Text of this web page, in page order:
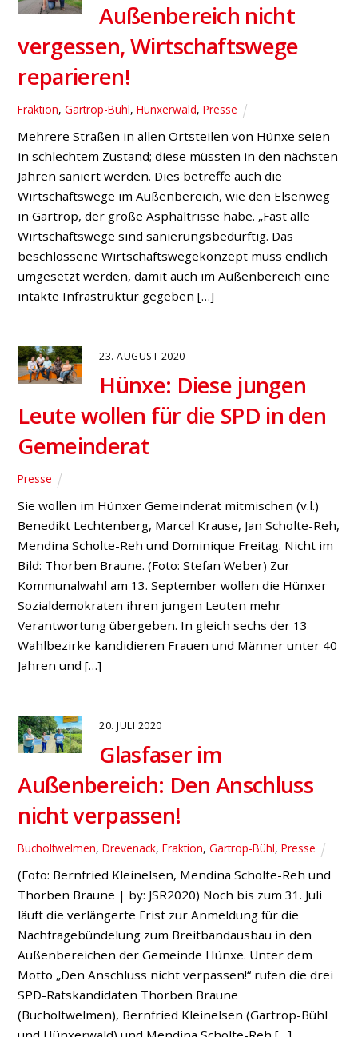
Außenbereich nicht
vergessen, Wirtschaftswege
reparieren!
Fraktion,Gartrop-Bühl,Hünxerwald,Presse
Mehrere Straßen in allen Ortsteilen von Hünxe seien
in schlechtem Zustand; diese müssten in den nächsten
Jahren saniert werden. Dies betreffe auch die
Wirtschaftswege im Außenbereich, wie den Elsenweg
in Gartrop, der große Asphaltrisse habe. „Fast alle
Wirtschaftswege sind sanierungsbedürftig. Das
beschlossene Wirtschaftswegekonzept muss endlich
umgesetzt werden, damit auch im Außenbereich eine
intakte Infrastruktur gegeben […]
23. AUGUST 2020
Hünxe: Diese jungen
Leute wollen für die SPD in den
Gemeinderat
Presse
Sie wollen im Hünxer Gemeinderat mitmischen (v.l.)
Benedikt Lechtenberg, Marcel Krause, Jan Scholte-Reh,
Mendina Scholte-Reh und Dominique Freitag. Nicht im
Bild: Thorben Braune. (Foto: Stefan Weber) Zur
Kommunalwahl am 13. September wollen die Hünxer
Sozialdemokraten ihren jungen Leuten mehr
Verantwortung übergeben. In gleich sechs der 13
Wahlbezirke kandidieren Frauen und Männer unter 40
Jahren und […]
20. JULI 2020
Glasfaser im
Außenbereich: Den Anschluss
nicht verpassen!
Bucholtwelmen,Drevenack,Fraktion,Gartrop-Bühl,Presse
(Foto: Bernfried Kleinelsen, Mendina Scholte-Reh und
Thorben Braune | by: JSR2020) Noch bis zum 31. Juli
läuft die verlängerte Frist zur Anmeldung für die
Nachfragebündelung zum Breitbandausbau in den
Außenbereichen der Gemeinde Hünxe. Unter dem
Motto „Den Anschluss nicht verpassen!“ rufen die drei
SPD-Ratskandidaten Thorben Braune
(Bucholtwelmen), Bernfried Kleinelsen (Gartrop-Bühl